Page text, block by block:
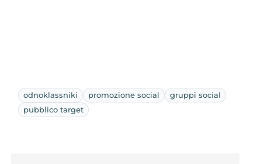
odnoklassniki promozione social
gruppi social
pubblico target